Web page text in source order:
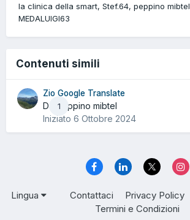
la clinica della smart Stef.64 peppino mibtel
MEDALUIGI63
Contenuti simili
1
Zio Google Translate
Da peppino mibtel
Iniziato 6 Ottobre 2024
Lingua Contattaci Privacy Policy
Termini e Condizioni